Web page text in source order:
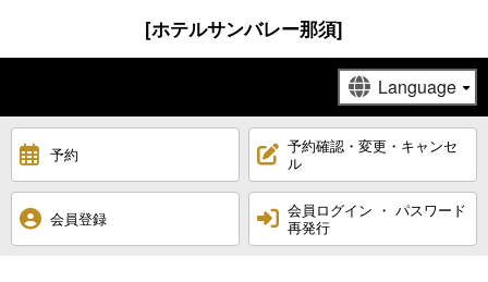
[ホテルサンバレー那須]
予約
予約確認・変更・キャンセ
ル
会員登録
会員ログイン ・ パスワード
再発行